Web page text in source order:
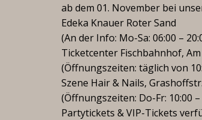
ab dem 01. November bei
Edeka Knauer Roter Sand
(An der Info: Mo-Sa: 06:00 –
Ticketcenter Fischbahnhof,
(Öffnungszeiten: täglich von
Szene Hair & Nails,
(Öffnungszeiten: Do-Fr: 10:00
Partytickets & VIP-Tickets